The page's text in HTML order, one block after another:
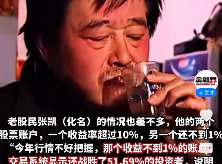
关注
19
评论